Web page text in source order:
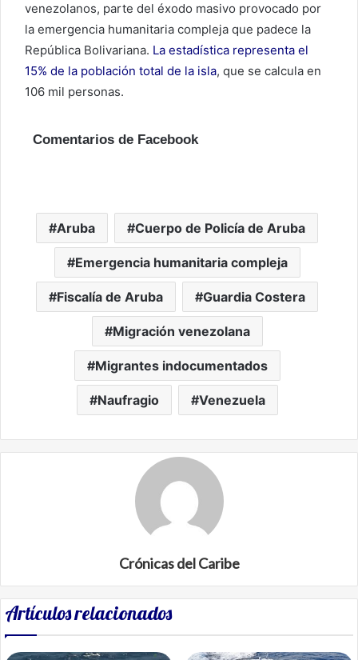
venezolanos, parte del éxodo masivo provocado por
la emergencia humanitaria compleja que padece la
República Bolivariana. La estadística representa el
15% de la población total de la isla, que se calcula en
106 mil personas.
Comentarios de Facebook
Aruba Cuerpo de Policía de Aruba
Emergencia humanitaria compleja
Fiscalía de Aruba Guardia Costera
Migración venezolana
Migrantes indocumentados
Naufragio Venezuela
Crónicas del Caribe
Artículos relacionados